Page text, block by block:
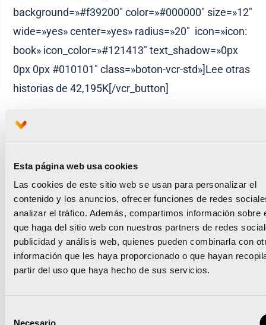
Esta página web usa cookies
Las cookies de este sitio web se usan para personalizar el
contenido y los anuncios, ofrecer funciones de redes
analizar el tráfico. Además, compartimos información sobre
que haga del sitio web con nuestros partners de redes
publicidad y análisis web, quienes pueden combinarla con
información que les haya proporcionado o que hayan
partir del uso que haya hecho de sus servicios.
Necesario
background=»#f39200″ color=»#000000″ size=»12″
wide=»yes» center=»yes» radius=»20″ icon=»icon:
book» icon_color=»#121413″ text_shadow=»0px
0px 0px #010101″ class=»boton-vcr-std»]Lee otras
historias de 42,195K[/vcr_button]
Renault se incorpora al Maratón como Marca
Oficial
Noticias relacionadas